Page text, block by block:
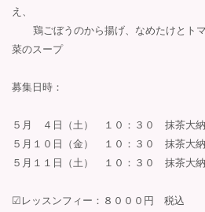
え、
鶏ごぼうのから揚げ、なめたけとト
菜のスープ
募集日時：
５月 ４日（土） １０：３０ 抹茶大納
５月１０日（金） １０：３０ 抹茶大
５月１１日（土） １０：３０ 抹茶大
☑︎レッスンフィー：８０００円 税込